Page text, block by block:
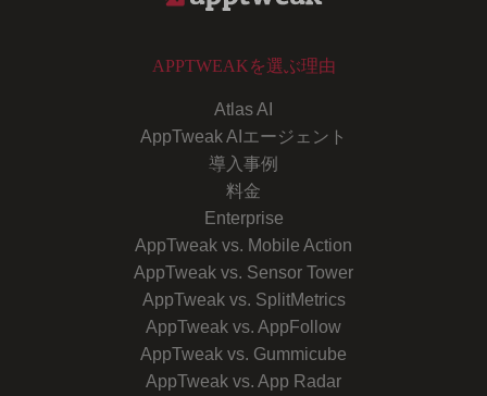
APPTWEAKを選ぶ理由
Atlas AI
AppTweak AIエージェント
導入事例
料金
Enterprise
AppTweak vs. Mobile Action
AppTweak vs. Sensor Tower
AppTweak vs. SplitMetrics
AppTweak vs. AppFollow
AppTweak vs. Gummicube
AppTweak vs. App Radar